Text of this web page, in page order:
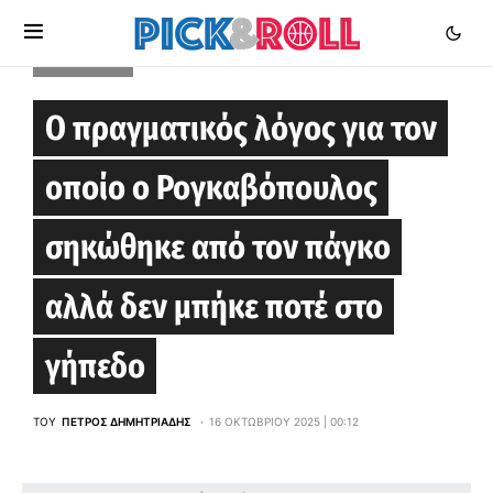
Ο πραγματικός λόγος για τον
οποίο ο Ρογκαβόπουλος
σηκώθηκε από τον πάγκο
αλλά δεν μπήκε ποτέ στο
γήπεδο
ΤΟΥ ΠΈΤΡΟΣ ΔΗΜΗΤΡΙΆΔΗΣ 16 ΟΚΤΩΒΡΊΟΥ 2025 | 00:12